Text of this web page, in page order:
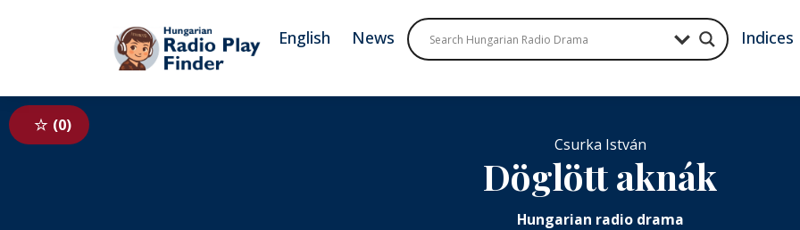
English News Indices
0
Csurka István
Döglött aknák
Hungarian radio drama